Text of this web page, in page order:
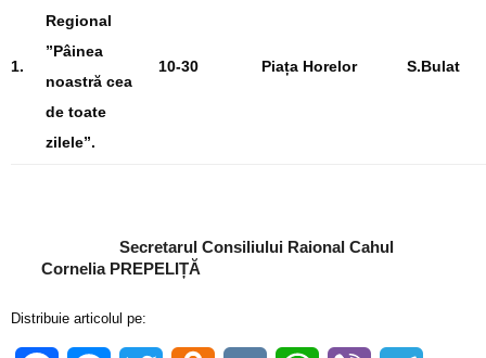
1.
Regional
”Pâinea
noastră cea
de toate
zilele”.
10-30 Piața Horelor S.Bulat
Secretarul Consiliului Raional Cahul
Cornelia PREPELIȚĂ
Distribuie articolul pe: